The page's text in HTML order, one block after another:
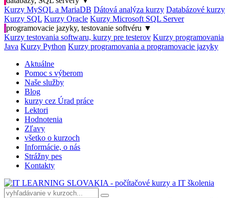
Kurzy MySQL a MariaDB Dátová analýza kurzy Databázové kurzy
Kurzy SQL Kurzy Oracle Kurzy Microsoft SQL Server
programovacie jazyky, testovanie softvéru ▼
Kurzy testovania softwaru, kurzy pre testerov Kurzy programovania
Java Kurzy Python Kurzy programovania a programovacie jazyky
Aktuálne
Pomoc s výberom
Naše služby
Blog
kurzy cez Úrad práce
Lektori
Hodnotenia
Zľavy
všetko o kurzoch
Informácie, o nás
Strážny pes
Kontakty